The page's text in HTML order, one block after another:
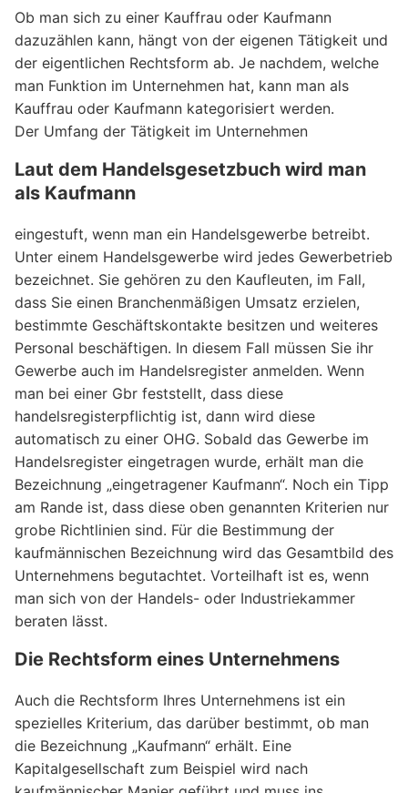
Ob man sich zu einer Kauffrau oder Kaufmann
dazuzählen kann, hängt von der eigenen Tätigkeit und
der eigentlichen Rechtsform ab. Je nachdem, welche
man Funktion im Unternehmen hat, kann man als
Kauffrau oder Kaufmann kategorisiert werden.
Der Umfang der Tätigkeit im Unternehmen
Laut dem Handelsgesetzbuch wird man
als Kaufmann
eingestuft, wenn man ein Handelsgewerbe betreibt.
Unter einem Handelsgewerbe wird jedes Gewerbetrieb
bezeichnet. Sie gehören zu den Kaufleuten, im Fall,
dass Sie einen Branchenmäßigen Umsatz erzielen,
bestimmte Geschäftskontakte besitzen und weiteres
Personal beschäftigen. In diesem Fall müssen Sie ihr
Gewerbe auch im Handelsregister anmelden. Wenn
man bei einer Gbr feststellt, dass diese
handelsregisterpflichtig ist, dann wird diese
automatisch zu einer OHG. Sobald das Gewerbe im
Handelsregister eingetragen wurde, erhält man die
Bezeichnung „eingetragener Kaufmann“. Noch ein Tipp
am Rande ist, dass diese oben genannten Kriterien nur
grobe Richtlinien sind. Für die Bestimmung der
kaufmännischen Bezeichnung wird das Gesamtbild des
Unternehmens begutachtet. Vorteilhaft ist es, wenn
man sich von der Handels- oder Industriekammer
beraten lässt.
Die Rechtsform eines Unternehmens
Auch die Rechtsform Ihres Unternehmens ist ein
spezielles Kriterium, das darüber bestimmt, ob man
die Bezeichnung „Kaufmann“ erhält. Eine
Kapitalgesellschaft zum Beispiel wird nach